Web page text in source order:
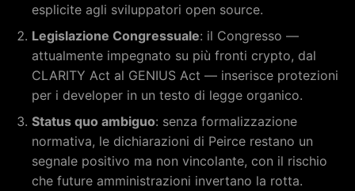
esplicite agli sviluppatori open source.
Legislazione Congressuale: il Congresso —
attualmente impegnato su più fronti crypto, dal
CLARITY Act al GENIUS Act — inserisce protezioni
per i developer in un testo di legge organico.
Status quo ambiguo: senza formalizzazione
normativa, le dichiarazioni di Peirce restano un
segnale positivo ma non vincolante, con il rischio
che future amministrazioni invertano la rotta.